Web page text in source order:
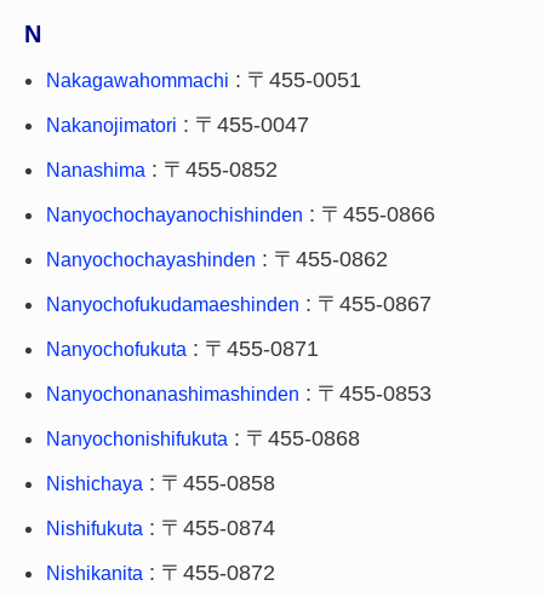
N
Nakagawahommachi : 〒455-0051
Nakanojimatori : 〒455-0047
Nanashima : 〒455-0852
Nanyochochayanochishinden : 〒455-0866
Nanyochochayashinden : 〒455-0862
Nanyochofukudamaeshinden : 〒455-0867
Nanyochofukuta : 〒455-0871
Nanyochonanashimashinden : 〒455-0853
Nanyochonishifukuta : 〒455-0868
Nishichaya : 〒455-0858
Nishifukuta : 〒455-0874
Nishikanita : 〒455-0872